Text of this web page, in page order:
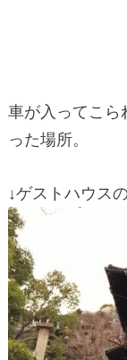
車が入ってこら
った場所。
↓ゲストハウス